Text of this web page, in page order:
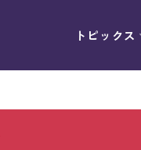
トピックス